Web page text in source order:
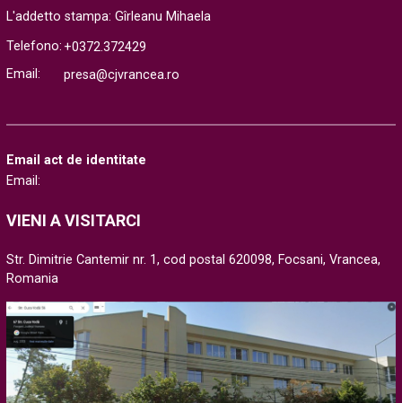
L'addetto stampa: Gîrleanu Mihaela
Telefono: +0372.372429
Email:
presa@cjvrancea.ro
Email act de identitate
Email:
VIENI A VISITARCI
Str. Dimitrie Cantemir nr. 1, cod postal 620098, Focsani, Vrancea,
Romania